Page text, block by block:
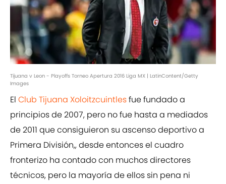
Tijuana v Leon - Playoffs Torneo Apertura 2016 Liga MX | LatinContent/Getty
Images
El Club Tijuana Xoloitzcuintlesfue fundado a
principios de 2007, pero no fue hasta a mediados
de 2011 que consiguieron su ascenso deportivo a
Primera División,, desde entonces el cuadro
fronterizo ha contado con muchos directores
técnicos, pero la mayoría de ellos sin pena ni